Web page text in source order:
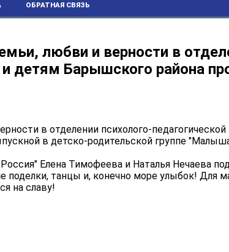
ОБРАТНАЯ СВЯЗЬ
любви и верности в
детям Барышского района
в отделении психолого-
в детско-родительской группе
Елена Тимофеева и Наталья Нечаева
поделки, танцы и, конечно море улыбок! Для
на славу!